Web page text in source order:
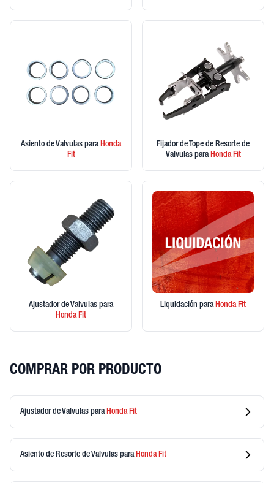
Asiento de Valvulas paraHonda
Fit
Fijador de Tope de Resorte de
Valvulas paraHondaFit
Ajustador de Valvulas para
HondaFit
Liquidación paraHondaFit
COMPRAR POR PRODUCTO
Ajustador de Valvulas para HondaFit
Asiento de Resorte de Valvulas para HondaFit